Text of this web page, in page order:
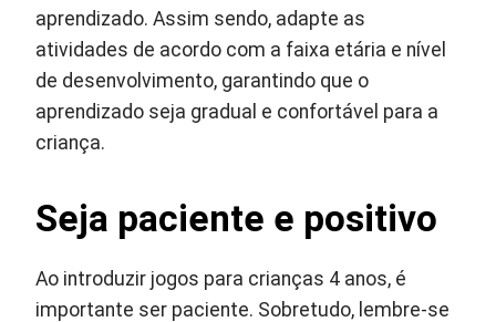
aprendizado. Assim sendo, adapte as
atividades de acordo com a faixa etária e nível
de desenvolvimento, garantindo que o
aprendizado seja gradual e confortável para a
criança.
Seja paciente e positivo
Ao introduzir jogos para crianças 4 anos, é
importante ser paciente. Sobretudo, lembre-se